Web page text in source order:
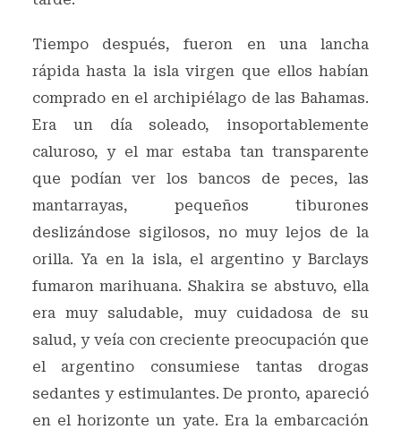
Tiempo después, fueron en una lancha
rápida hasta la isla virgen que ellos habían
comprado en el archipiélago de las Bahamas.
Era un día soleado, insoportablemente
caluroso, y el mar estaba tan transparente
que podían ver los bancos de peces, las
mantarrayas, pequeños tiburones
deslizándose sigilosos, no muy lejos de la
orilla. Ya en la isla, el argentino y Barclays
fumaron marihuana. Shakira se abstuvo, ella
era muy saludable, muy cuidadosa de su
salud, y veía con creciente preocupación que
el argentino consumiese tantas drogas
sedantes y estimulantes. De pronto, apareció
en el horizonte un yate. Era la embarcación